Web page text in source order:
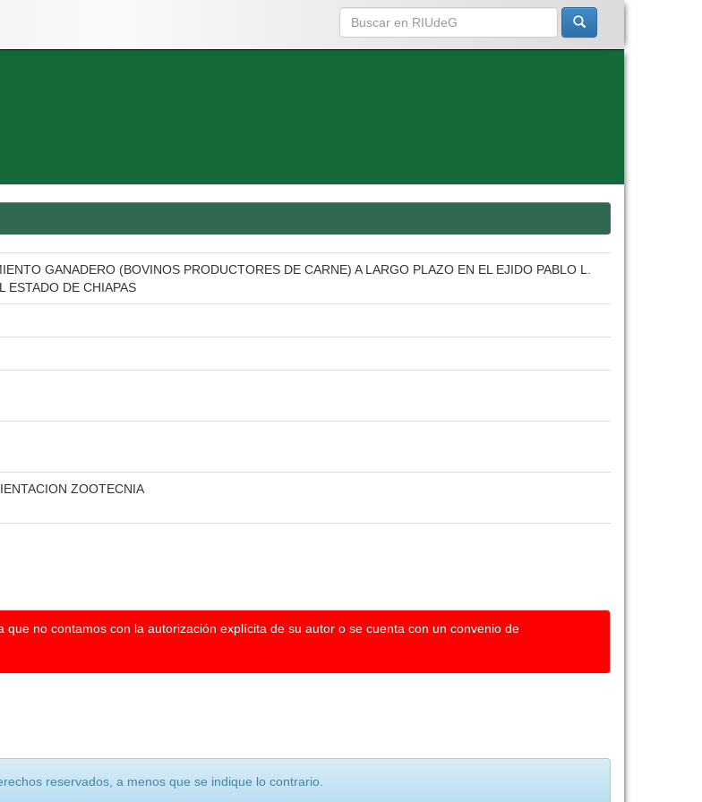
GANADERO (BOVINOS PRODUCTORES DE CARNE) A LARGO PLAZO EN EL EJIDO PABLO L.
ESTADO DE CHIAPAS
ZOOTECNIA
no contamos con la autorización explícita de su autor o se cuenta con un convenio de
reservados, a menos que se indique lo contrario.